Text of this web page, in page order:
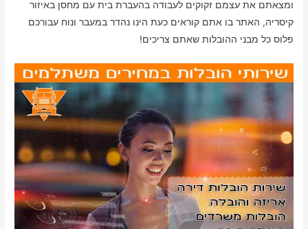
ומצאתם את עצמם זקוקים לעבודה בהעברת בית עם מחסן באיזור
קיסריה, האתר בו אתם קוראים כעת הינו נהדר במעבר ונוח עבורכם
פלוס כל מבני ההובלות שאתם צריכים!